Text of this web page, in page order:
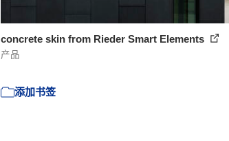
concrete skin from Rieder Smart Elements
产品
添加书签